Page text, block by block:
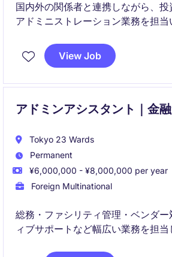
国内外の関係者と連携しながら、
アドミニストレーション業務を担当
て専門性の高い環境でキャリアをス
ションです。
View Job
アドミンアシスタント｜金
Tokyo 23 Wards
Permanent
¥6,000,000 - ¥8,000,000 per year
Foreign Multinational
総務・ファシリティ管理・ベンダ
ィブサポートなど幅広い業務を担